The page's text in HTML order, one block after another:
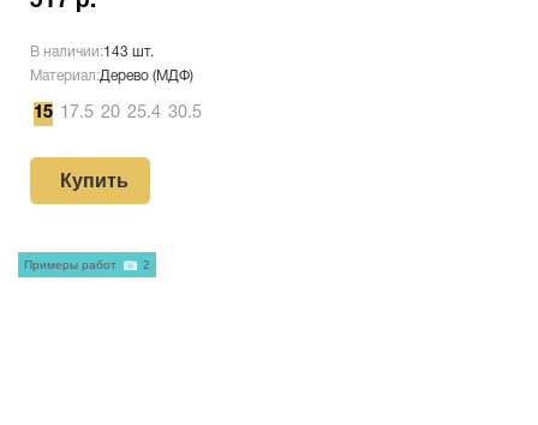
В наличии:143 шт.
Материал:Дерево (МДФ)
15 17.5 20 25.4 30.5
Купить
Примеры работ 2